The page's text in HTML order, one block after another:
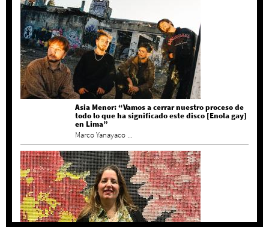
Asia Menor: “Vamos a cerrar nuestro proceso de
todo lo que ha significado este disco [Enola gay]
en Lima”
Marco Yanayaco ...